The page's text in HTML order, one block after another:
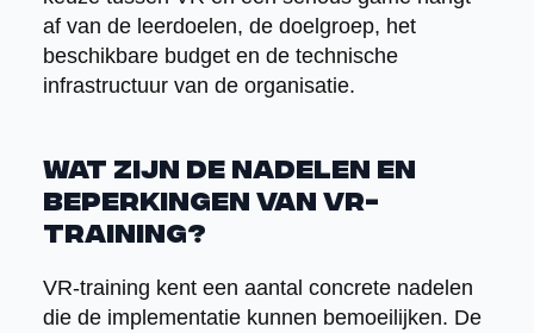
af van de leerdoelen, de doelgroep, het
beschikbare budget en de technische
infrastructuur van de organisatie.
Wat zijn de nadelen en
beperkingen van VR-
training?
VR-training kent een aantal concrete nadelen
die de implementatie kunnen bemoeilijken. De